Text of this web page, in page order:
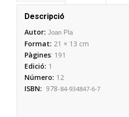
Descripció
Autor: Joan Pla
Format: 21 × 13 cm
Pàgines: 191
Edició: 1
Número: 12
ISBN: 978-84-934847-6-7